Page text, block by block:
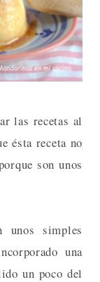
las recetas al
ésta receta no
son unos
unos simples
una
un poco del